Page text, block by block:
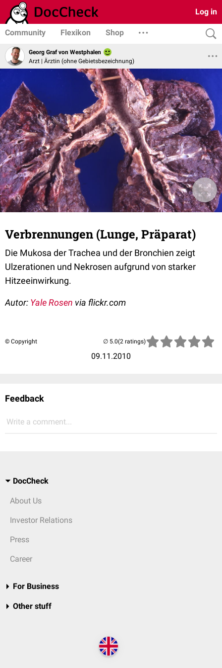
Log in
Community Flexikon Shop
Georg Graf von Westphalen
Arzt | Ärztin (ohne Gebietsbezeichnung)
Verbrennungen (Lunge, Präparat)
Die Mukosa der Trachea und der Bronchien zeigt
Ulzerationen und Nekrosen aufgrund von starker
Hitzeeinwirkung.
Autor: Yale Rosen via flickr.com
© Copyright
09.11.2010
(2 ratings)
Feedback
Write a comment...
DocCheck
About Us
Investor Relations
Press
Career
For Business
Other stuff